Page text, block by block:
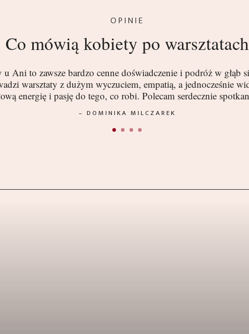
OPINIE
Co mówią kobiety po warsztatach
u Ani to zawsze bardzo cenne doświadczenie i podróż w głąb
warsztaty z dużym wyczuciem, empatią, a jednocześnie
energię i pasję do tego, co robi. Polecam serdecznie
– DOMINIKA MILCZAREK